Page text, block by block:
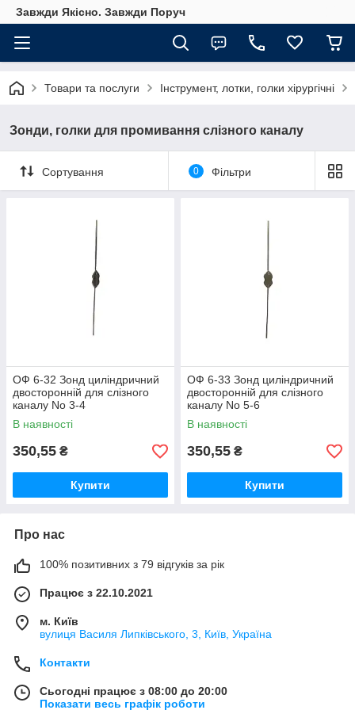
Завжди Якісно. Завжди Поруч
Товари та послуги Інструмент, лотки, голки хірургічні
Зонди, голки для промивання слізного каналу
Сортування 0 Фільтри
ОФ 6-32 Зонд циліндричний
двосторонній для слізного
каналу No 3-4
В наявності
350,55 ₴
Купити
ОФ 6-33 Зонд циліндричний
двосторонній для слізного
каналу No 5-6
В наявності
350,55 ₴
Купити
Про нас
100% позитивних з 79 відгуків за рік
Працює з 22.10.2021
м. Київ
вулиця Василя Липківського, 3, Київ, Україна
Контакти
Сьогодні працює з 08:00 до 20:00
Показати весь графік роботи